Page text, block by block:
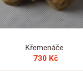
Křemenáče
730 Kč